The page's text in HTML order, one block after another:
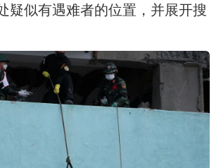
疑似有遇难者的位置，并展开搜